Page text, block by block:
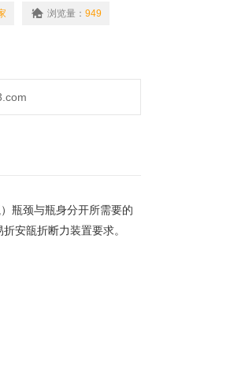
浏览量： 949
瓶颈与瓶身分开所需要的
安瓿折断力装置要求。